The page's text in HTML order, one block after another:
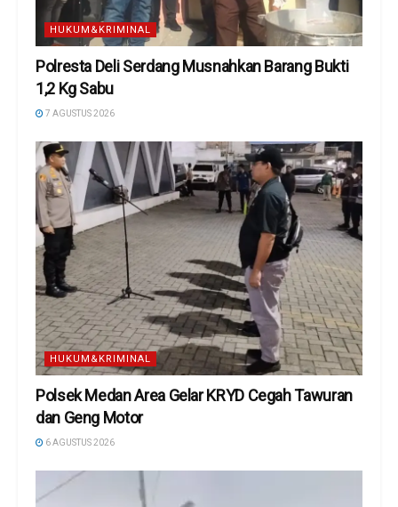
HUKUM&KRIMINAL
Polresta Deli Serdang Musnahkan Barang Bukti
1,2 Kg Sabu
7 AGUSTUS 2026
HUKUM&KRIMINAL
Polsek Medan Area Gelar KRYD Cegah Tawuran
dan Geng Motor
6 AGUSTUS 2026